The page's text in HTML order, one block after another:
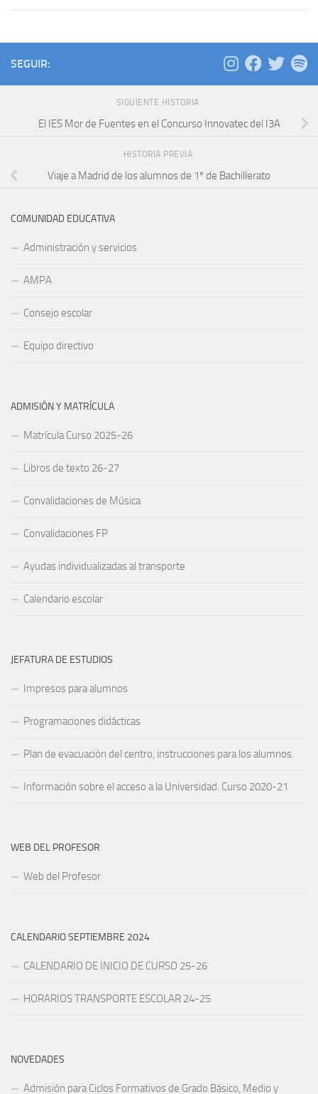
SEGUIR:
SIGUIENTE HISTORIA
El IES Mor de Fuentes en el Concurso Innovatec del I3A
HISTORIA PREVIA
Viaje a Madrid de los alumnos de 1º de Bachillerato
COMUNIDAD EDUCATIVA
Administración y servicios
AMPA
Consejo escolar
Equipo directivo
ADMISIÓN Y MATRÍCULA
Matrícula Curso 2025-26
Libros de texto 26-27
Convalidaciones de Música
Convalidaciones FP
Ayudas individualizadas al transporte
Calendario escolar
JEFATURA DE ESTUDIOS
Impresos para alumnos
Programaciones didácticas
Plan de evacuación del centro, instrucciones para los alumnos.
Información sobre el acceso a la Universidad. Curso 2020-21
WEB DEL PROFESOR
Web del Profesor
CALENDARIO SEPTIEMBRE 2024
CALENDARIO DE INICIO DE CURSO 25-26
HORARIOS TRANSPORTE ESCOLAR 24-25
NOVEDADES
Admisión para Ciclos Formativos de Grado Básico, Medio y